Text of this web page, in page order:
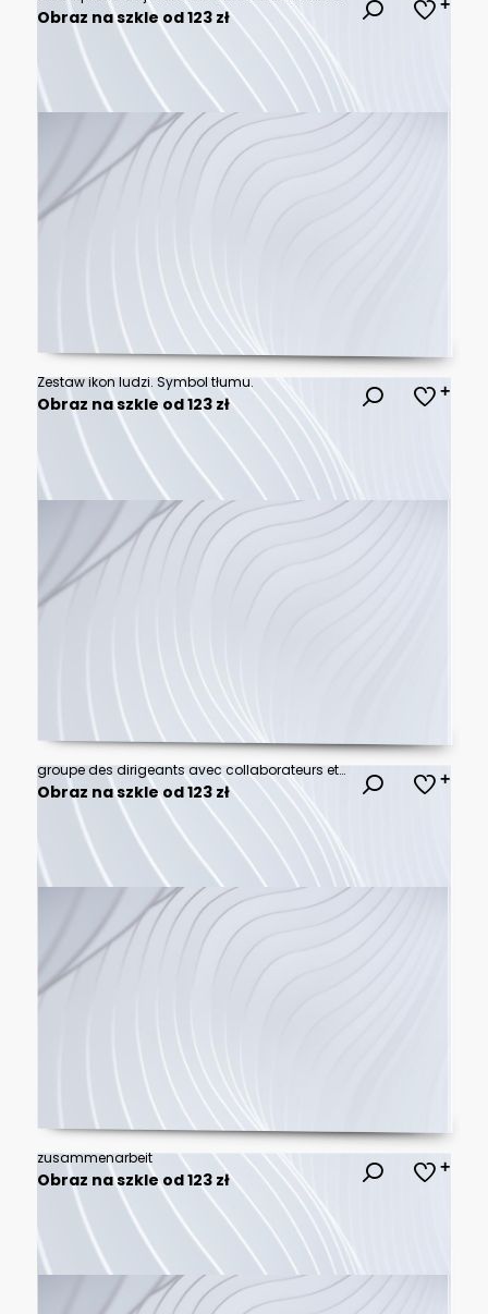
Obraz na szkle od 123 zł
Zestaw ikon ludzi. Symbol tłumu.
Obraz na szkle od 123 zł
groupe des dirigeants avec collaborateurs et collaboratrices de l'entreprise dans toute sa diversité et la variété de ses profils
Obraz na szkle od 123 zł
zusammenarbeit
Obraz na szkle od 123 zł